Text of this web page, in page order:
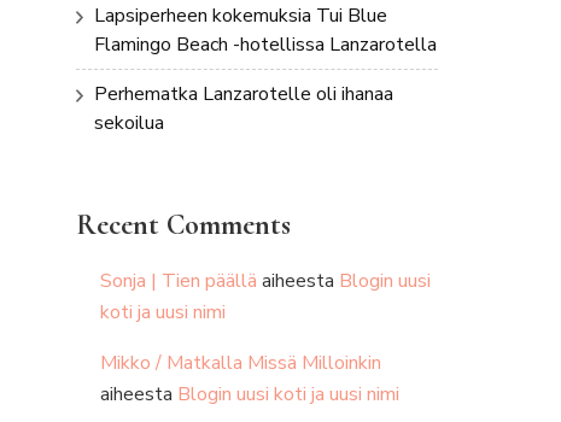
Lapsiperheen kokemuksia Tui Blue
Flamingo Beach -hotellissa Lanzarotella
Perhematka Lanzarotelle oli ihanaa
sekoilua
Recent Comments
Sonja | Tien päällä aiheesta Blogin uusi
koti ja uusi nimi
Mikko / Matkalla Missä Milloinkin
aiheesta Blogin uusi koti ja uusi nimi